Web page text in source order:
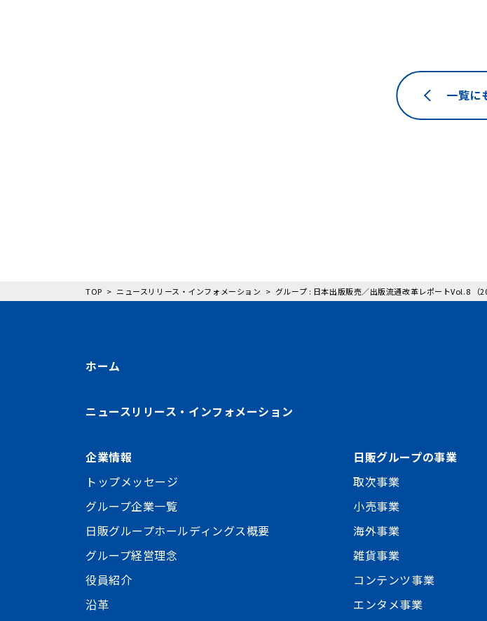
一覧に
TOP ニュースリリース・インフォメーション グループ : 日本出版販売／出版流通改革レポートVol.8 （
ホーム
ニュースリリース・インフォメーション
企業情報
トップメッセージ
グループ企業一覧
日販グループホールディングス概要
グループ経営理念
役員紹介
沿革
日販グループの事業
取次事業
小売事業
海外事業
雑貨事業
コンテンツ事業
エンタメ事業